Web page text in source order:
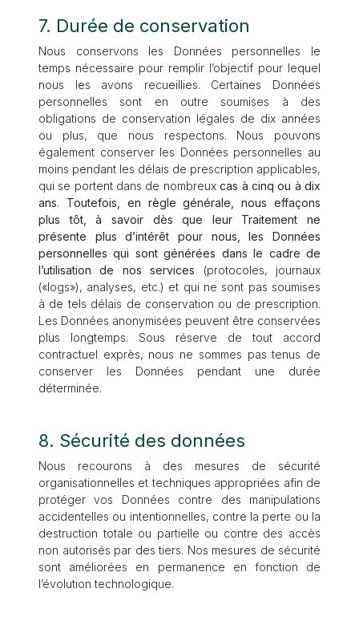
7. Durée de conservation
Nous conservons les Données personnelles le
temps nécessaire pour remplir l’objectif pour lequel
nous les avons recueillies. Certaines Données
personnelles sont en outre soumises à des
obligations de conservation légales de dix années
ou plus, que nous respectons. Nous pouvons
également conserver les Données personnelles au
moins pendant les délais de prescription applicables,
qui se portent dans de nombreuxcas à cinq ou à dix
ans. Toutefois, en règle générale, nous effaçons
plus tôt, à savoir dès que leur Traitement ne
présente plus d’intérêt pour nous, les Données
personnelles qui sont générées dans le cadre de
l’utilisation de nos services (protocoles, journaux
(«logs»), analyses, etc.) et qui ne sont pas soumises
à de tels délais de conservation ou de prescription.
Les Données anonymisées peuvent être conservées
plus longtemps. Sous réserve de tout accord
contractuel exprès, nous ne sommes pas tenus de
conserver les Données pendant une durée
déterminée.
8. Sécurité des données
Nous recourons à des mesures de sécurité
organisationnelles et techniques appropriées afin de
protéger vos Données contre des manipulations
accidentelles ou intentionnelles, contre la perte ou la
destruction totale ou partielle ou contre des accès
non autorisés par des tiers. Nos mesures de sécurité
sont améliorées en permanence en fonction de
l’évolution technologique.